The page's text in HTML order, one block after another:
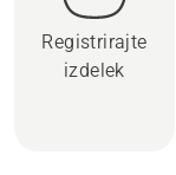
Registrirajte
izdelek